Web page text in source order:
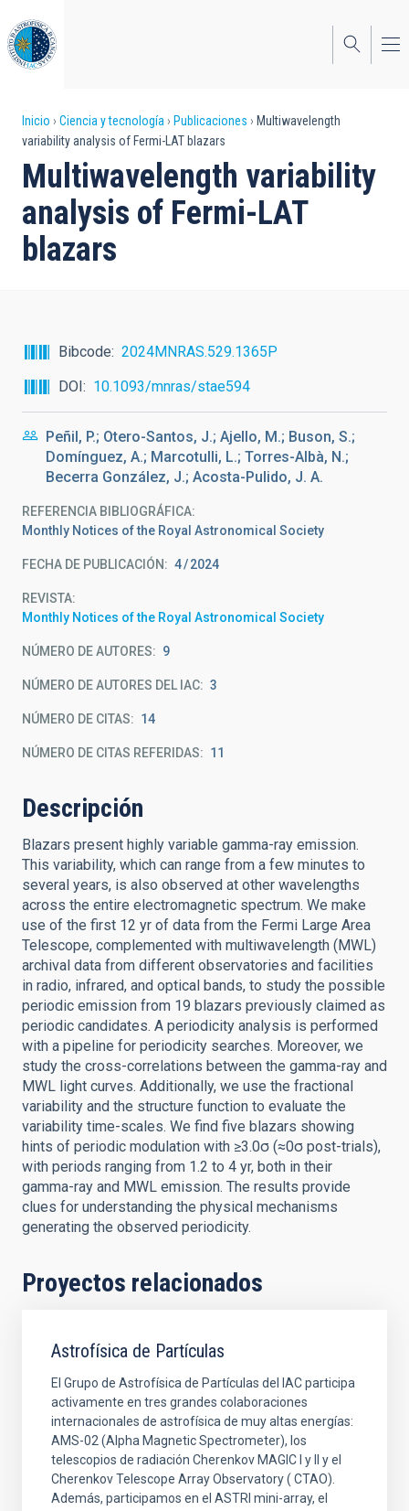
al
contenido
principal
Sobrescribir
enlaces
de
ayuda
a
Inicio Ciencia y tecnología Publicaciones
Multiwavelength
variability analysis of Fermi-LAT blazars
Multiwavelength variability
analysis of Fermi-LAT
blazars
Bibcode
2024MNRAS.529.1365P
DOI
10.1093/mnras/stae594
Peñil, P.; Otero-Santos, J.; Ajello, M.; Buson, S.;
Domínguez, A.; Marcotulli, L.; Torres-Albà, N.;
Becerra González, J.; Acosta-Pulido, J. A.
REFERENCIA BIBLIOGRÁFICA
Monthly Notices of the Royal Astronomical Society
FECHA DE PUBLICACIÓN: 4 2024
REVISTA
Monthly Notices of the Royal Astronomical Society
NÚMERO DE AUTORES 9
NÚMERO DE AUTORES DEL IAC 3
NÚMERO DE CITAS 14
NÚMERO DE CITAS REFERIDAS 11
Descripción
Blazars present highly variable gamma-ray emission.
This variability, which can range from a few minutes to
several years, is also observed at other wavelengths
across the entire electromagnetic spectrum. We make
use of the first 12 yr of data from the Fermi Large Area
Telescope, complemented with multiwavelength (MWL)
archival data from different observatories and facilities
in radio, infrared, and optical bands, to study the possible
periodic emission from 19 blazars previously claimed as
periodic candidates. A periodicity analysis is performed
with a pipeline for periodicity searches. Moreover, we
study the cross-correlations between the gamma-ray and
MWL light curves. Additionally, we use the fractional
variability and the structure function to evaluate the
variability time-scales. We find five blazars showing
hints of periodic modulation with ≥3.0σ (≈0σ post-trials),
with periods ranging from 1.2 to 4 yr, both in their
gamma-ray and MWL emission. The results provide
clues for understanding the physical mechanisms
generating the observed periodicity.
Proyectos relacionados
Astrofísica de Partículas
El Grupo de Astrofísica de Partículas del IAC participa
activamente en tres grandes colaboraciones
internacionales de astrofísica de muy altas energías:
AMS-02 (Alpha Magnetic Spectrometer), los
telescopios de radiación Cherenkov MAGIC I y II y el
Cherenkov Telescope Array Observatory ( CTAO).
Además, participamos en el ASTRI mini-array, el